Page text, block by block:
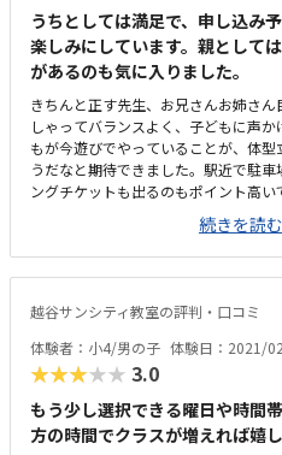
うちとしては満足で、申し込み
楽しみにしています。親として
があるのも気に入りました。
きちんと正す先生、お兄さんお姉さ
しゃってバランスよく、子どもに声
もが今遊びでやっていることが、体
うだなと期待できました。駅近で駐
ングチケットも出るのもポイント高
ていて、よかったです。少し教室は
め？とも思いましたが、先生と子ど
ったので納得です。雰囲気がよかっ
のめりです。体型したカリキュラム
続きを読
越谷サンシティ教室の評判・口コミ
体験者：小4/男の子 体験日：2021/02
★★★★★ 3.0
もう少し選択できる曜日や時間
方の時間でクラスが増えれば嬉し